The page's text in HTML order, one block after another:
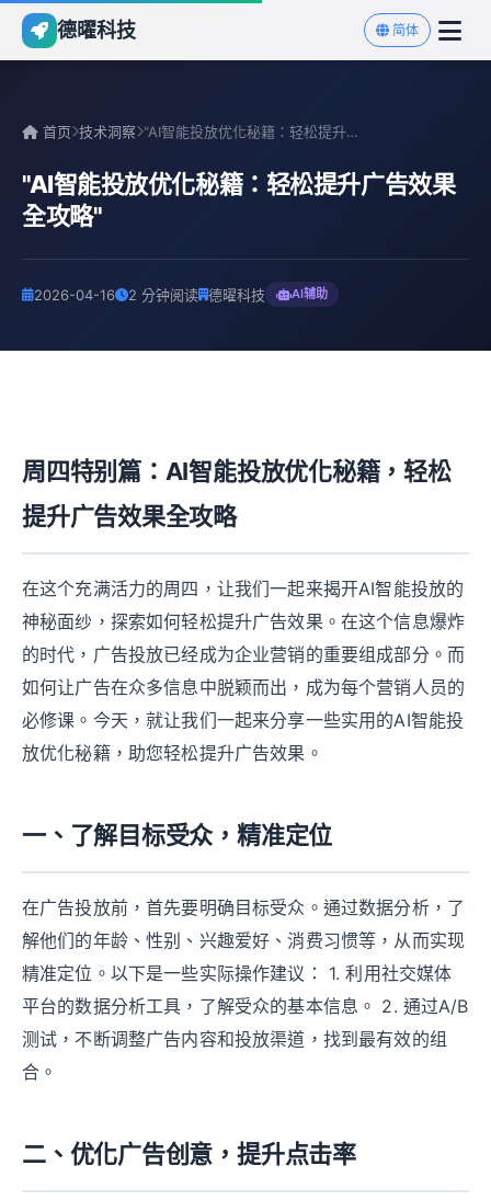
德曜科技 简体
首页 技术洞察 "AI智能投放优化秘籍：轻松提升广告效果全攻略"
"AI智能投放优化秘籍：轻松提升广告效果
全攻略"
2026-04-16 2 分钟阅读 德曜科技 AI辅助
周四特别篇：AI智能投放优化秘籍，轻松
提升广告效果全攻略
在这个充满活力的周四，让我们一起来揭开AI智能投放的
神秘面纱，探索如何轻松提升广告效果。在这个信息爆炸
的时代，广告投放已经成为企业营销的重要组成部分。而
如何让广告在众多信息中脱颖而出，成为每个营销人员的
必修课。今天，就让我们一起来分享一些实用的AI智能投
放优化秘籍，助您轻松提升广告效果。
一、了解目标受众，精准定位
在广告投放前，首先要明确目标受众。通过数据分析，了
解他们的年龄、性别、兴趣爱好、消费习惯等，从而实现
精准定位。以下是一些实际操作建议： 1. 利用社交媒体
平台的数据分析工具，了解受众的基本信息。 2. 通过A/B
测试，不断调整广告内容和投放渠道，找到最有效的组
合。
二、优化广告创意，提升点击率